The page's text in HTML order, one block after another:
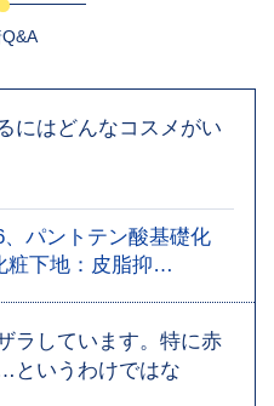
にはどんなコスメがい
パントテン酸基礎化
粧下地：皮脂抑…
ラしています。特に赤
というわけではな